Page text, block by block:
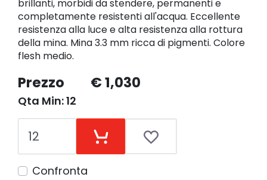
brillanti, morbidi da stendere, permanenti e
completamente resistenti all'acqua. Eccellente
resistenza alla luce e alta resistenza alla rottura
della mina. Mina 3.3 mm ricca di pigmenti. Colore
flesh medio.
Prezzo € 1,030
Qta Min: 12
Confronta